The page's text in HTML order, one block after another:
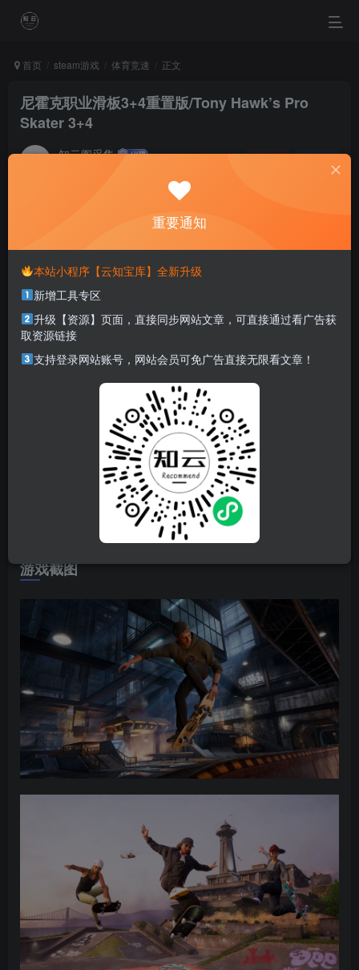
首页 steam游戏 体育竞速 正文
尼霍克职业滑板3+4重置版/Tony Hawk’s Pro
Skater 3+4
知云阁采集
When you procrastinate, you become a slave to
拖延会让你成为昨天的奴隶
本站部分资源打包为压缩包以方便分享，涉及较多
解压密码，如果你下载的资源需要解压密码，请点
击解压密码
传奇归来，热血重燃！《Tony Hawk’s™ Pro Skater™ 3+4》
强势回归！深受玩家喜爱的经典玩法重装上阵，焕新出击：
精英滑板手阵容升级、全新场地重磅亮相、花式技巧突破创
新、劲爆音乐热血轰鸣，海量新内容等你来战！
游戏截图
重要通知
本站小程序【云知宝库】全新升级
新增工具专区
升级【资源】页面，直接同步网站文章，可直接通过看广告获
取资源链接
支持登录网站账号，网站会员可免广告直接无限看文章！